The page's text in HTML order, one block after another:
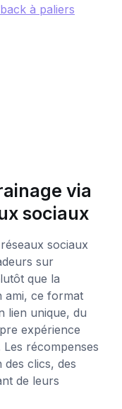
à paliers
via
sociaux
sociaux
sur
que la
ami, ce format
lien unique, du
expérience
récompenses
clics, des
de leurs